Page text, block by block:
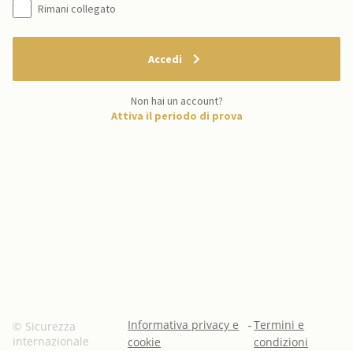
Rimani collegato
Accedi
Non hai un account?
Attiva il periodo di prova
© Sicurezza
internazionale
Informativa privacy e
cookie
-Termini e
condizioni